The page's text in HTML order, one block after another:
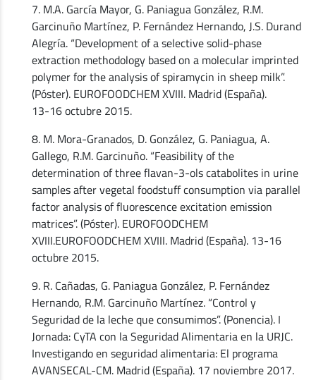
7. M.A. García Mayor, G. Paniagua González, R.M.
Garcinuño Martínez, P. Fernández Hernando, J.S. Durand
Alegría. “Development of a selective solid-phase
extraction methodology based on a molecular imprinted
polymer for the analysis of spiramycin in sheep milk”.
(Póster). EUROFOODCHEM XVIII. Madrid (España).
13-16 octubre 2015.
8. M. Mora-Granados, D. González, G. Paniagua, A.
Gallego, R.M. Garcinuño. “Feasibility of the
determination of three flavan-3-ols catabolites in urine
samples after vegetal foodstuff consumption via parallel
factor analysis of fluorescence excitation emission
matrices”. (Póster). EUROFOODCHEM
XVIII.EUROFOODCHEM XVIII. Madrid (España). 13-16
octubre 2015.
9. R. Cañadas, G. Paniagua González, P. Fernández
Hernando, R.M. Garcinuño Martínez. “Control y
Seguridad de la leche que consumimos”. (Ponencia). I
Jornada: CyTA con la Seguridad Alimentaria en la URJC.
Investigando en seguridad alimentaria: El programa
AVANSECAL-CM. Madrid (España). 17 noviembre 2017.